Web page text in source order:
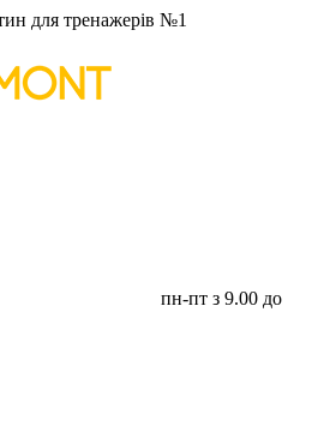
для тренажерів №1
пн-пт з 9.00 до